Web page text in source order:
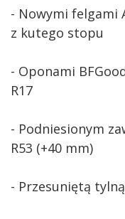
- Nowymi felgami
z kutego stopu
- Oponami
R17
- Podniesionym
R53 (+40 mm)
- Przesuniętą